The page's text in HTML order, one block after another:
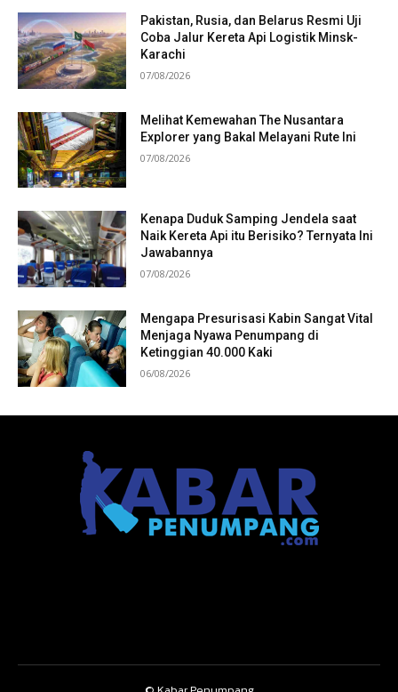
Pakistan, Rusia, dan Belarus Resmi Uji
Coba Jalur Kereta Api Logistik Minsk-
Karachi
07/08/2026
Melihat Kemewahan The Nusantara
Explorer yang Bakal Melayani Rute Ini
07/08/2026
Kenapa Duduk Samping Jendela saat
Naik Kereta Api itu Berisiko? Ternyata Ini
Jawabannya
07/08/2026
Mengapa Presurisasi Kabin Sangat Vital
Menjaga Nyawa Penumpang di
Ketinggian 40.000 Kaki
06/08/2026